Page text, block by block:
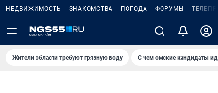
НЕДВИЖИМОСТЬ ЗНАКОМСТВА ПОГОДА ФОРУМЫ
Жители области требуют грязную воду С чем омские кандидаты